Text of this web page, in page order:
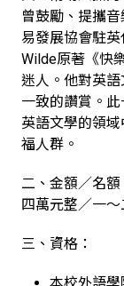
曾鼓勵、提攜
易發展協會駐
Wilde原著《快
迷人。他對英
一致的讚賞。
英語文學的領
福人群。
二、金額／名
四萬元整／一～
三、資格：